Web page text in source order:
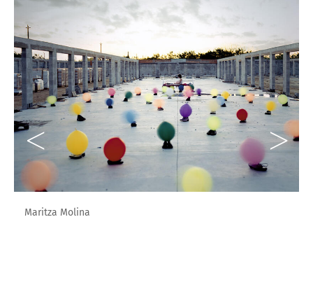
Maritza Molina